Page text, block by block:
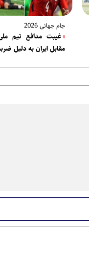
جام جهانی 2026
غیبت مدافع تیم
مقابل ایران به دلیل